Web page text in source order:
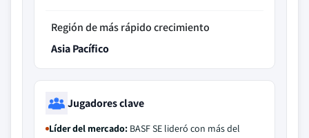
Región de más rápido crecimiento
Asia Pacífico
Jugadores clave
Líder del mercado: BASF SE lideró con más del